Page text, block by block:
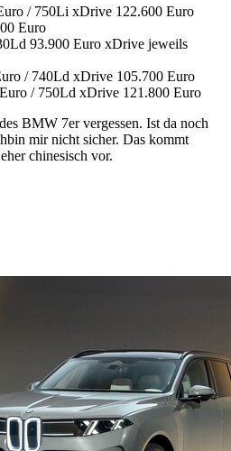
/ 750Li xDrive 122.600 Euro
Euro
93.900 Euro xDrive jeweils
/ 740Ld xDrive 105.700 Euro
/ 750Ld xDrive 121.800 Euro
BMW 7er vergessen. Ist da noch
mir nicht sicher. Das kommt
chinesisch vor.